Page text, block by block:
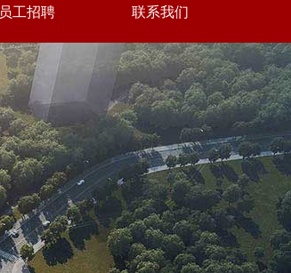
员工招聘 联系我们